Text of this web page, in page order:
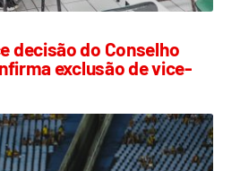
decisão do Conselho
exclusão de vice-